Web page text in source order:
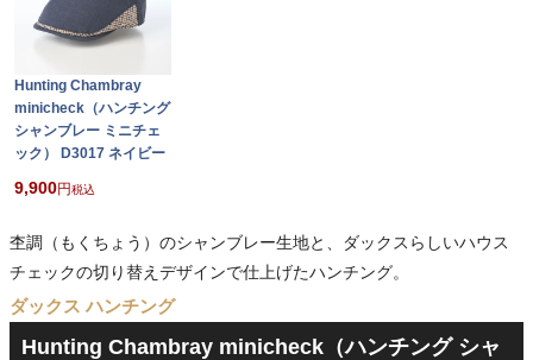
Hunting Chambray
minicheck（ハンチング
シャンブレー ミニチェ
ック） D3017 ネイビー
9,900 税込
杢調（もくちょう）のシャンブレー生地と、ダックスらしいハウス
チェックの切り替えデザインで仕上げたハンチング。
ダックス ハンチング
Hunting Chambray minicheck（ハンチング シャ